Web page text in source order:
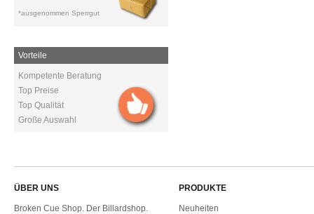
*ausgenommen Sperrgut
Vorteile
Kompetente Beratung
Top Preise
Top Qualität
Große Auswahl
ÜBER UNS
Broken Cue Shop. Der Billardshop.
PRODUKTE
Neuheiten